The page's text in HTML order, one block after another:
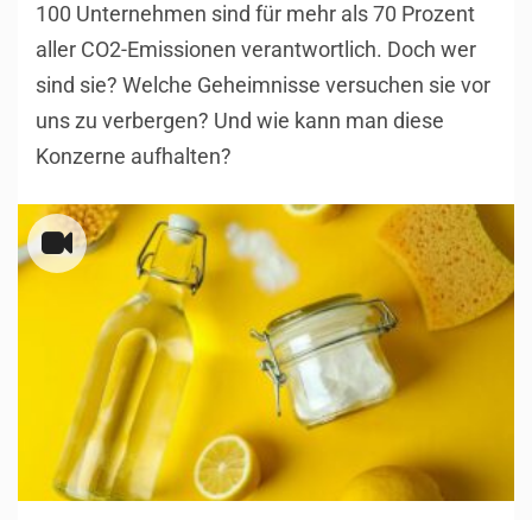
100 Unternehmen sind für mehr als 70 Prozent
aller CO2-Emissionen verantwortlich. Doch wer
sind sie? Welche Geheimnisse versuchen sie vor
uns zu verbergen? Und wie kann man diese
Konzerne aufhalten?